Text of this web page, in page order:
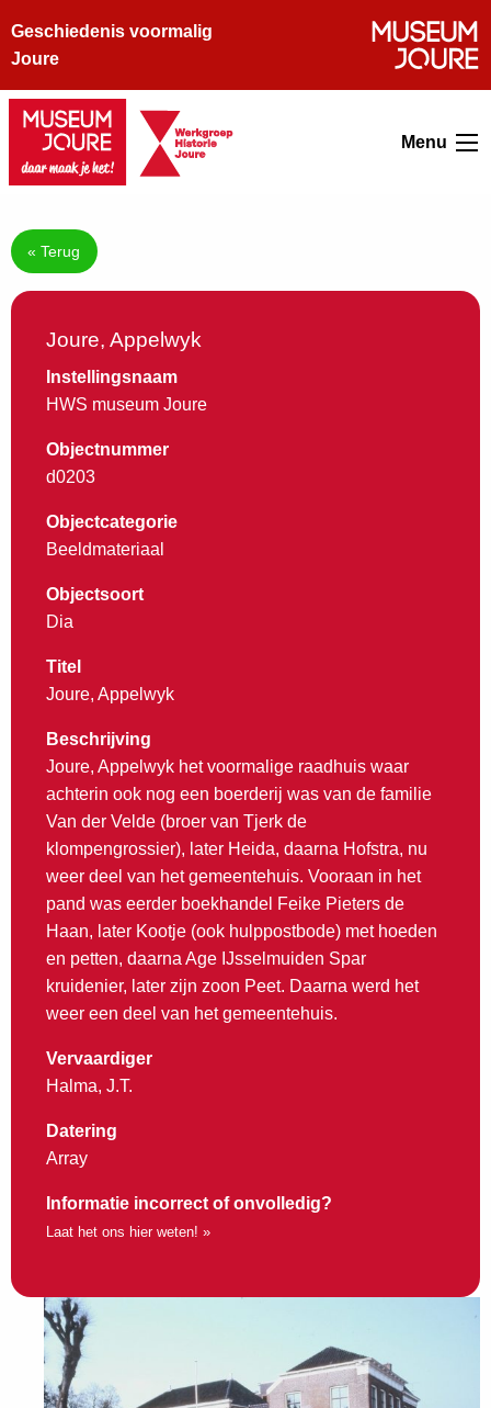
Geschiedenis voormalig
Joure
Menu
« Terug
Joure, Appelwyk
Instellingsnaam
HWS museum Joure
Objectnummer
d0203
Objectcategorie
Beeldmateriaal
Objectsoort
Dia
Titel
Joure, Appelwyk
Beschrijving
Joure, Appelwyk het voormalige raadhuis waar
achterin ook nog een boerderij was van de familie
Van der Velde (broer van Tjerk de
klompengrossier), later Heida, daarna Hofstra, nu
weer deel van het gemeentehuis. Vooraan in het
pand was eerder boekhandel Feike Pieters de
Haan, later Kootje (ook hulppostbode) met hoeden
en petten, daarna Age IJsselmuiden Spar
kruidenier, later zijn zoon Peet. Daarna werd het
weer een deel van het gemeentehuis.
Vervaardiger
Halma, J.T.
Datering
Array
Informatie incorrect of onvolledig?
Laat het ons hier weten! »